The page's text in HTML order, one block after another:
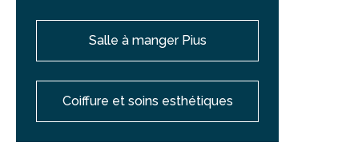
Salle à manger Pius
Coiffure et soins esthétiques